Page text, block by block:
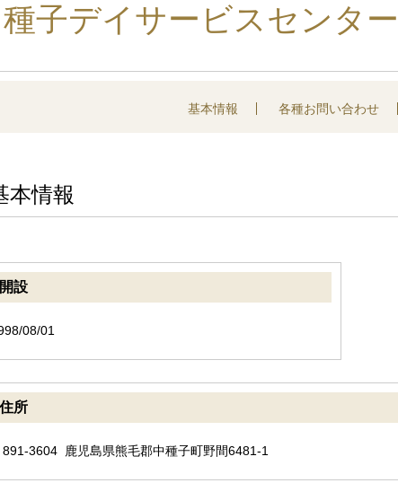
子デイサービスセンター
基本情報 各種お問い合わせ
本情報
開設
08/01
住所
891-3604 鹿児島県熊毛郡中種子町野間6481-1